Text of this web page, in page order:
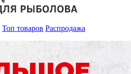
Топ товаров Распродажа